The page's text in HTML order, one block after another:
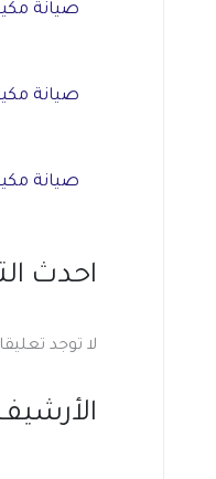
صيانة
صيانة
صيانة
احدث
لا توجد